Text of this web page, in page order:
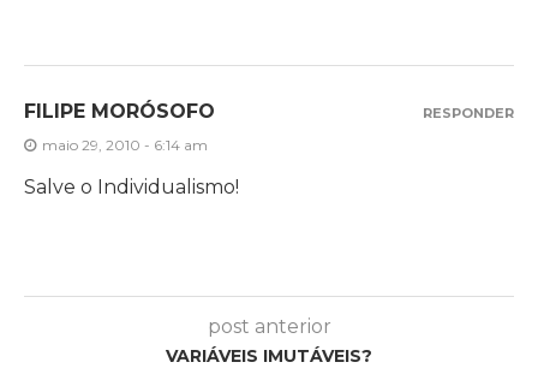
FILIPE MORÓSOFO
maio 29, 2010 - 6:14 am
Salve o Individualismo!
RESPONDER
post anterior
VARIÁVEIS IMUTÁVEIS?